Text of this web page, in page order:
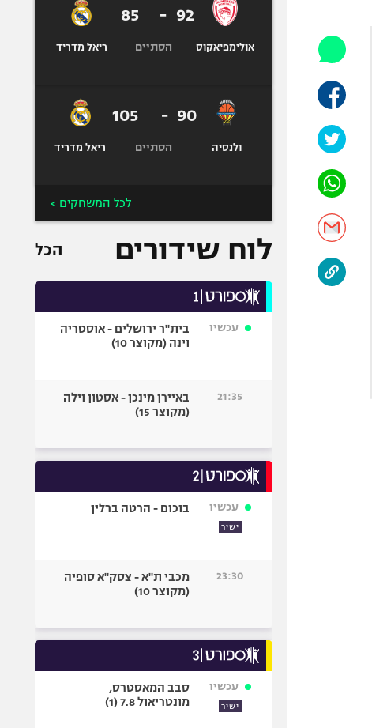
ספורט מוטורי
בייסבול MLB
ספורט אתגרי
אולימפיאקוס
92
-
85
הסתיים ריאל מדריד
ולנסיה
90
-
105
הסתיים ריאל מדריד
לכל המשחקים >
לוח שידורים הכל
עכשיו
בית"ר ירושלים - אוסטריה
וינה (מקוצר 10)
21:35
באיירן מינכן - אסטון וילה
(מקוצר 15)
עכשיו
ישיר
בוכום - הרטה ברלין
23:30
מכבי ת"א - צסק"א סופיה
(מקוצר 10)
עכשיו
ישיר
סבב המאסטרס,
מונטריאול 7.8 (1)